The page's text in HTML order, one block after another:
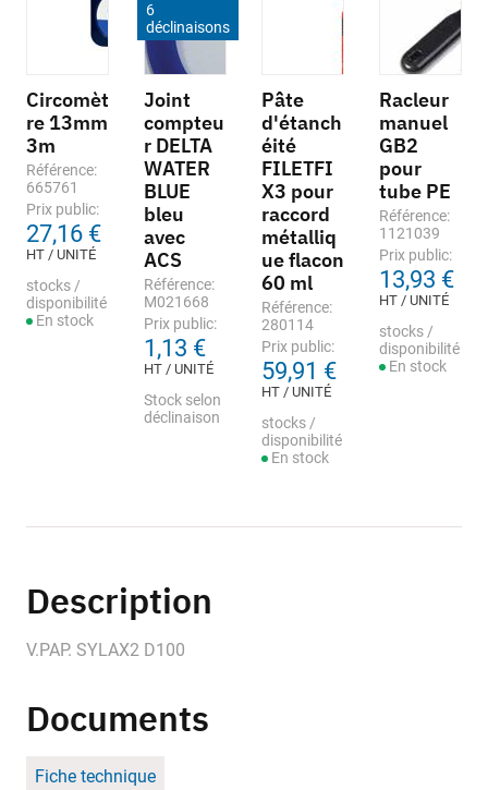
Circomèt
re 13mm
3m
Référence:
665761
Prix public:
27,16 €
HT / UNITÉ
stocks /
disponibilité
En stock
6
déclinaisons
Joint
compteu
r DELTA
WATER
BLUE
bleu
avec
ACS
Référence:
M021668
Prix public:
1,13 €
HT / UNITÉ
Stock selon
déclinaison
Pâte
d'étanch
éité
FILETFI
X3 pour
raccord
métalliq
ue flacon
60 ml
Référence:
280114
Prix public:
59,91 €
HT / UNITÉ
stocks /
disponibilité
En stock
Racleur
manuel
GB2
pour
tube PE
Référence:
1121039
Prix public:
13,93 €
HT / UNITÉ
stocks /
disponibilité
En stock
Description
V.PAP. SYLAX2 D100
Documents
Fiche technique